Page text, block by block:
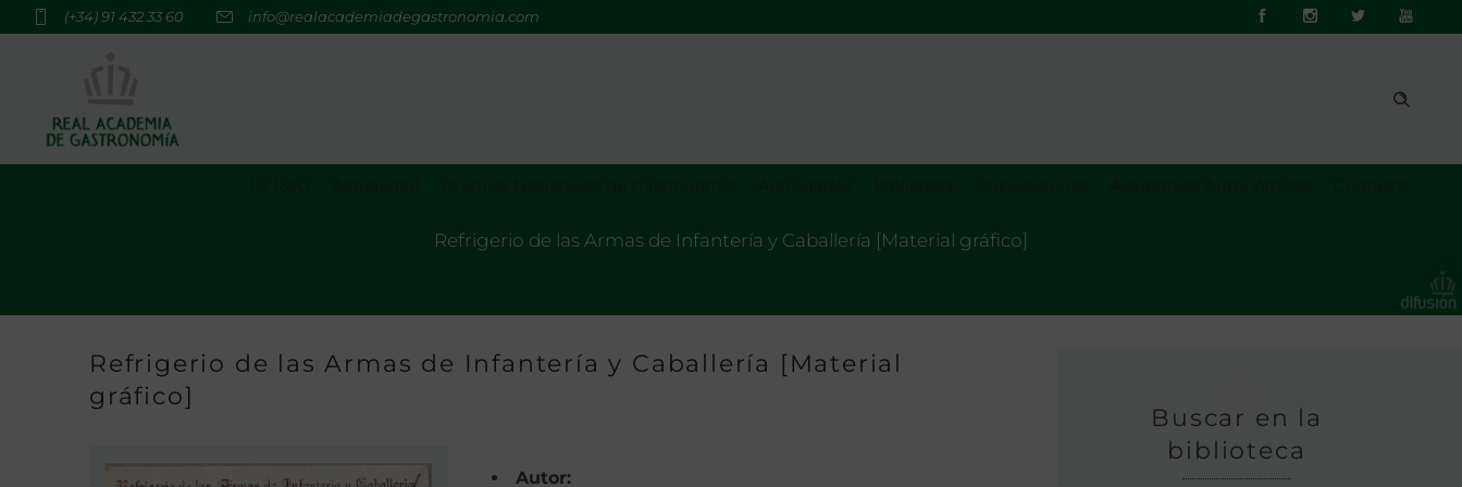
(+34) 91 432 33 60 info@realacademiadegastronomia.com
Refrigerio de las Armas de Infantería y Caballería [Material gráfico]
Refrigerio de las Armas de Infantería y Caballería [Material
gráfico]
Autor:
Buscar en la
biblioteca